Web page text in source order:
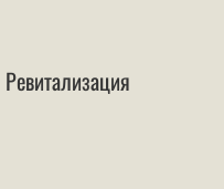
Ревитализация